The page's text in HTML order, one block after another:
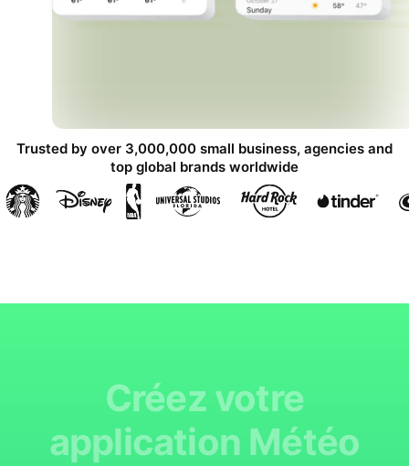
Trusted by over 3,000,000 small business, agencies and
top global brands worldwide
Créez votre
application Météo